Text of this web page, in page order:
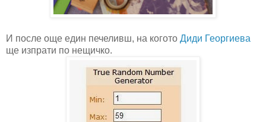
И после още един печеливш, на когото Диди Георгиева
ще изпрати по нещичко.